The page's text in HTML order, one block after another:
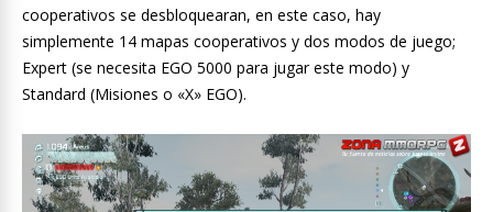
cooperativos se desbloquearan, en este caso, hay
simplemente 14 mapas cooperativos y dos modos de juego;
Expert (se necesita EGO 5000 para jugar este modo) y
Standard (Misiones o «X» EGO).